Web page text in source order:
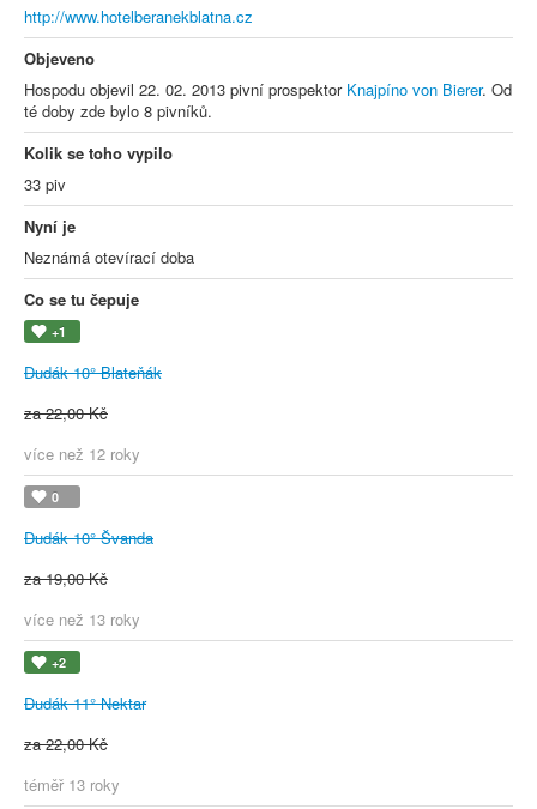
http://www.hotelberanekblatna.cz
Objeveno
Hospodu objevil 22. 02. 2013 pivní prospektor Knajpíno von Bierer. Od
té doby zde bylo 8 pivníků.
Kolik se toho vypilo
33 piv
Nyní je
Neznámá otevírací doba
Co se tu čepuje
+1
Dudák 10° Blateňák
za 22,00 Kč
více než 12 roky
0
Dudák 10° Švanda
za 19,00 Kč
více než 13 roky
+2
Dudák 11° Nektar
za 22,00 Kč
téměř 13 roky